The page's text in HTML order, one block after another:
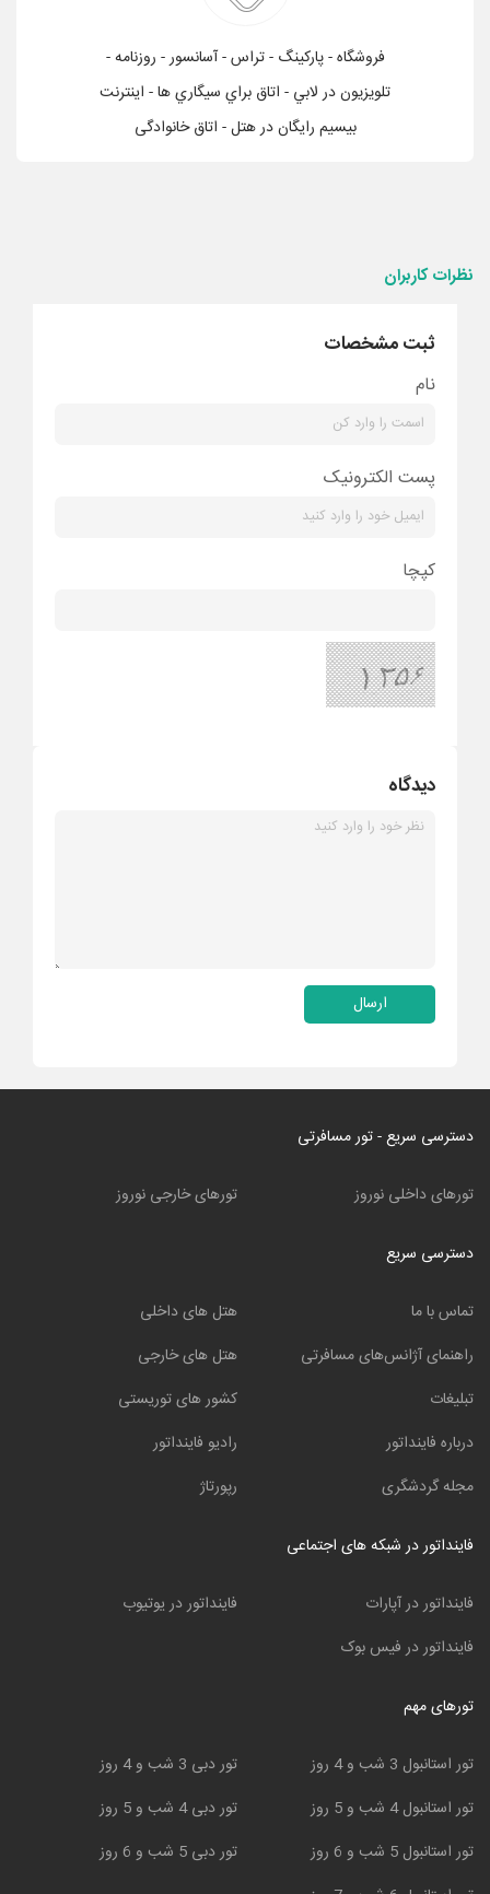
فروشگاه - پاركينگ - تراس - آسانسور - روزنامه -
تلويزيون در لابي - اتاق براي سيگاري ها - اینترنت
بیسیم رایگان در هتل - اتاق خانوادگی
نظرات کاربران
ثبت مشخصات
نام
پست الکترونیک
کپچا
دیدگاه
ارسال
دسترسی سریع - تور مسافرتی
تورهای داخلی نوروز تورهای خارجی نوروز
دسترسی سریع
تماس با ما
راهنمای آژانس‌های مسافرتی
تبلیغات
درباره فاینداتور
مجله گردشگری
هتل های داخلی
هتل های خارجی
کشور های توریستی
رادیو فاینداتور
رپورتاژ
فاینداتور در شبکه های اجتماعی
فاینداتور در آپارات
فاینداتور در فیس بوک
فاینداتور در یوتیوب
تورهای مهم
تور استانبول 3 شب و 4 روز
تور استانبول 4 شب و 5 روز
تور استانبول 5 شب و 6 روز
تور دبی 3 شب و 4 روز
تور دبی 4 شب و 5 روز
تور دبی 5 شب و 6 روز